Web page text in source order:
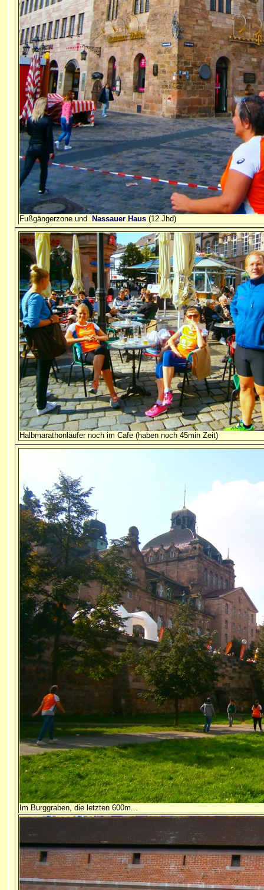
Fußgängerzone und Nassauer Haus (12.Jhd)
Halbmarathonläufer noch im Cafe (haben noch 45min Zeit)
Im Burggraben, die letzten 600m...